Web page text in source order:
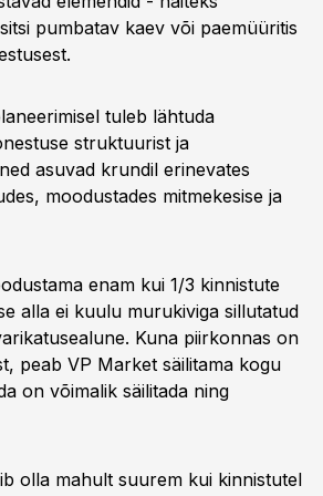
pumbatav kaev või paemüüritis
tuleb lähtuda
struktuurist ja
asuvad krundil erinevates
moodustades mitmekesise ja
enam kui 1/3 kinnistute
alla ei kuulu murukiviga sillutatud
Kuna piirkonnas on
peab VP Market säilitama kogu
on võimalik säilitada ning
olla mahult suurem kui kinnistutel